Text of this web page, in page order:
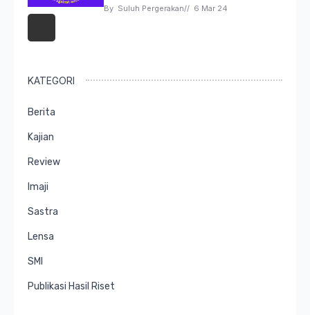
By Suluh Pergerakan// 6 Mar 24
KATEGORI
Berita
Kajian
Review
Imaji
Sastra
Lensa
SMI
Publikasi Hasil Riset